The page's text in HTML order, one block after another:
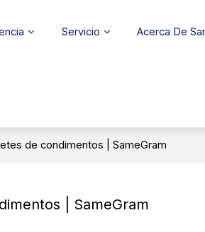
Servicio Acerca De
de condimentos | SameGram
| SameGram